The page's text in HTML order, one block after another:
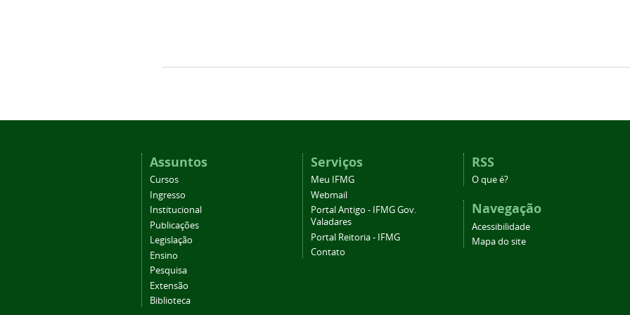
Assuntos
Cursos
Ingresso
Institucional
Publicações
Legislação
Ensino
Pesquisa
Extensão
Biblioteca
Serviços
Meu IFMG
Webmail
Portal Antigo - IFMG Gov.
Valadares
Portal Reitoria - IFMG
Contato
RSS
O que é?
Navegação
Acessibilidade
Mapa do site